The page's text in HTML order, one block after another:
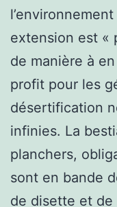
extension est «
de manière à
profit pour les
désertification
infinies. La
planchers,
sont en bande
de disette et